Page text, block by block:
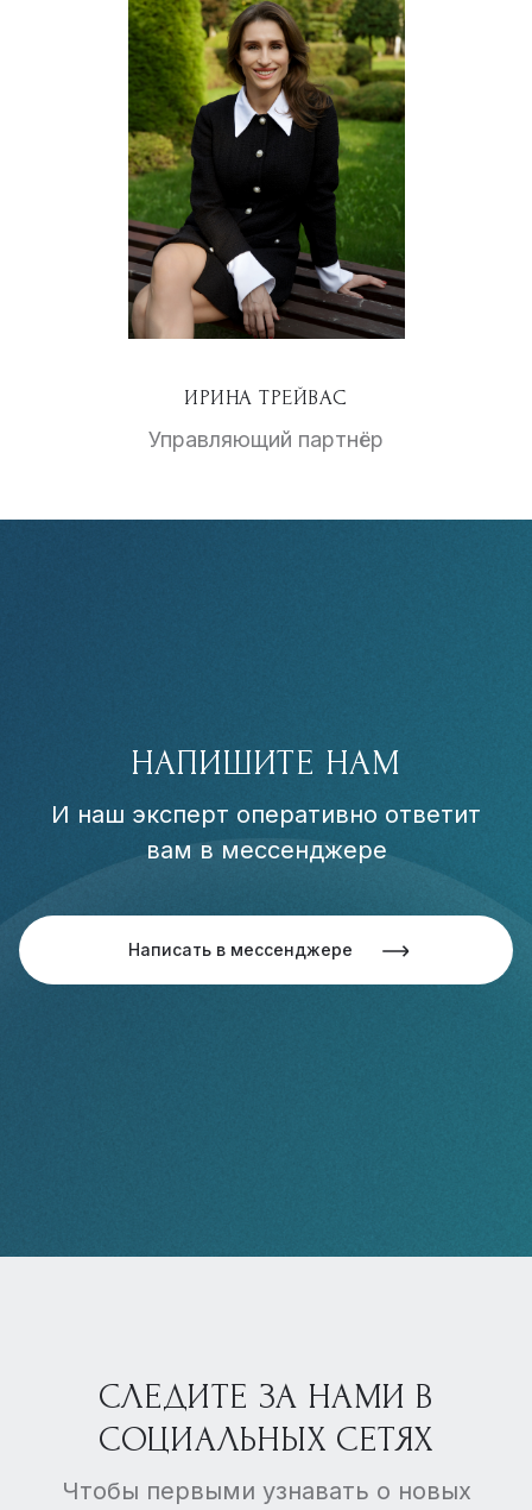
ИРИНА ТРЕЙВАС
Управляющий партнёр
НАПИШИТЕ НАМ
И наш эксперт оперативно ответит
вам в мессенджере
Написать в мессенджере
СЛЕДИТЕ ЗА НАМИ В
СОЦИАЛЬНЫХ СЕТЯХ
Чтобы первыми узнавать о новых